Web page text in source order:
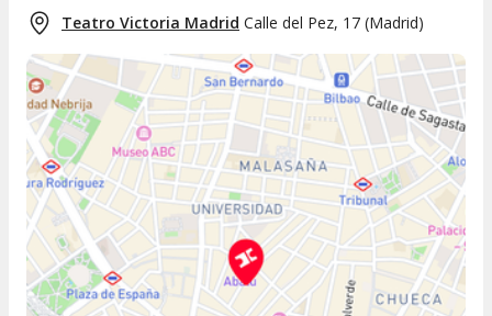
Teatro Victoria Madrid Calle del Pez, 17 (Madrid)